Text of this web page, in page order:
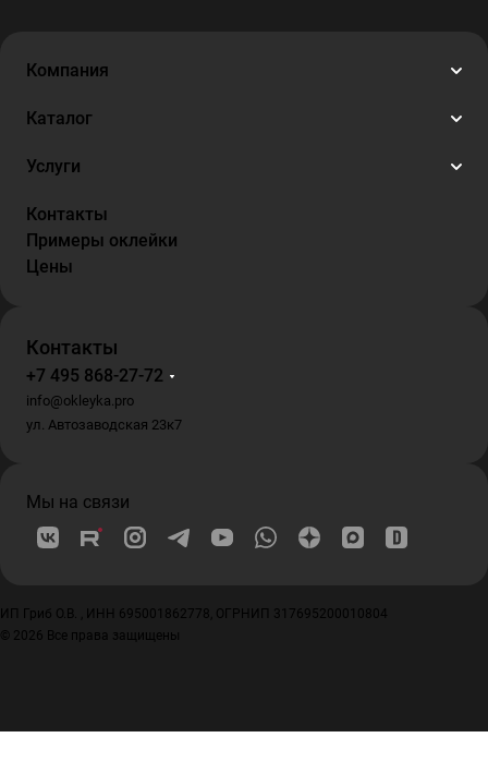
Компания
Каталог
Услуги
Контакты
Примеры оклейки
Цены
Контакты
+7 495 868-27-72
info@okleyka.pro
ул. Автозаводская 23к7
Мы на связи
ИП Гриб О.В. , ИНН 695001862778, ОГРНИП 317695200010804
© 2026 Все права защищены